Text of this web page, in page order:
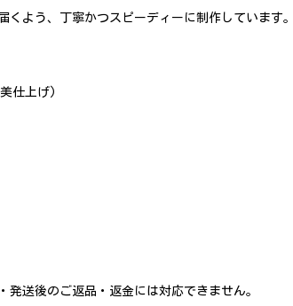
くよう、丁寧かつスピーディーに制作しています。
仕上げ)
発送後のご返品・返金には対応できません。